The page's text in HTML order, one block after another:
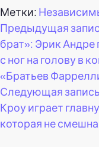
Метки:
по
записям
Предыдущая
брат»: Эрик
с ног на голову в
«Братьев
Следующая запись
Кроу играет
которая не